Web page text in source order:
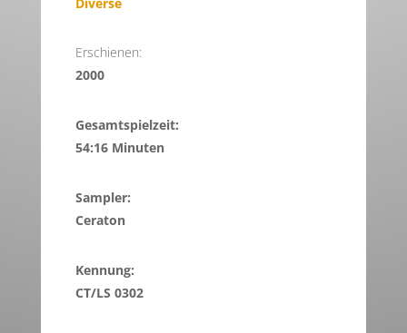
Erschienen:
2000
Gesamtspielzeit:
54:16 Minuten
Sampler:
Ceraton
Kennung:
CT/LS 0302